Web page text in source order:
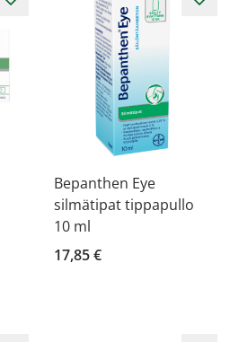
Bepanthen Eye
silmätipat tippapullo
10 ml
17,85 €